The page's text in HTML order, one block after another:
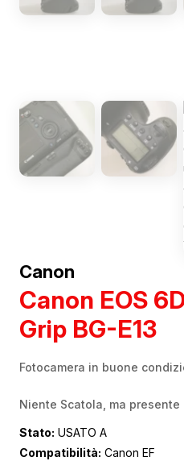
Canon
Canon EOS
Grip BG-E13
Fotocamera in buone
Niente Scatola, ma
Stato: USATO A
Compatibilità: Canon EF